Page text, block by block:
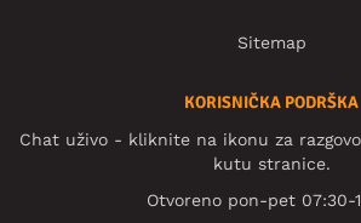
Sitemap
KORISNIČKA PODRŠKA
Chat uživo - kliknite na ikonu za
kutu stranice.
Otvoreno pon-pet 07:30-